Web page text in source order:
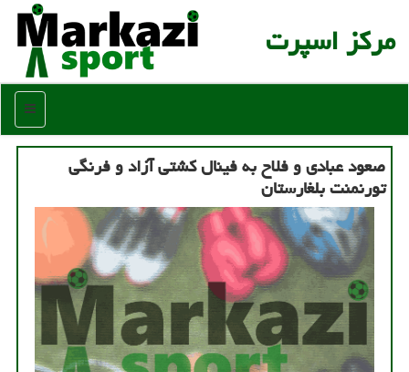
مركز اسپرت
منو
صعود عبادی و فلاح به فینال كشتی آزاد و فرنگی
تورنمنت بلغارستان